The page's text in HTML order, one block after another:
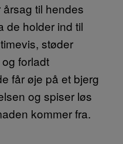
til hendes
de holder ind til
støder
forladt
får øje på et bjerg
og spiser løs
kommer fra.